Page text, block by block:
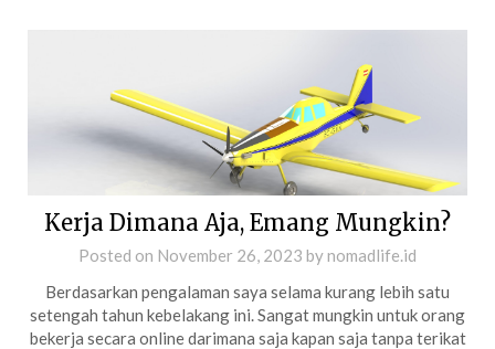
Kerja Dimana Aja, Emang Mungkin?
Posted on November 26, 2023 bynomadlife.id
Berdasarkan pengalaman saya selama kurang lebih satu
setengah tahun kebelakang ini. Sangat mungkin untuk orang
bekerja secara online darimana saja kapan saja tanpa terikat